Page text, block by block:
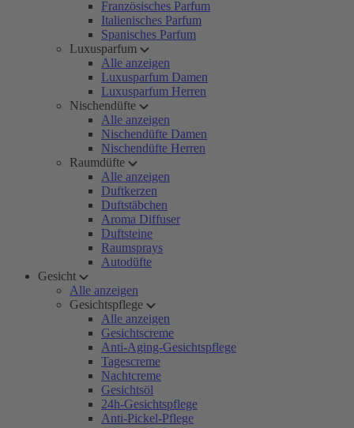
Französisches Parfum
Italienisches Parfum
Spanisches Parfum
Luxusparfum
Alle anzeigen
Luxusparfum Damen
Luxusparfum Herren
Nischendüfte
Alle anzeigen
Nischendüfte Damen
Nischendüfte Herren
Raumdüfte
Alle anzeigen
Duftkerzen
Duftstäbchen
Aroma Diffuser
Duftsteine
Raumsprays
Autodüfte
Gesicht
Alle anzeigen
Gesichtspflege
Alle anzeigen
Gesichtscreme
Anti-Aging-Gesichtspflege
Tagescreme
Nachtcreme
Gesichtsöl
24h-Gesichtspflege
Anti-Pickel-Pflege